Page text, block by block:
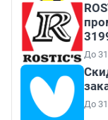
До 31
До 31